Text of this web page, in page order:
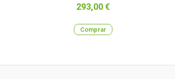
Precio
293,00 €
Comprar